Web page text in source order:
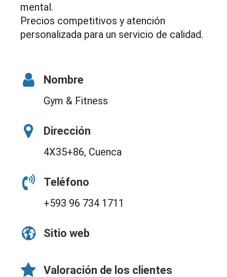
mental.
Precios competitivos y atención
personalizada para un servicio de calidad.
Nombre
Gym & Fitness
Dirección
4X35+86, Cuenca
Teléfono
+593 96 734 1711
Sitio web
Valoración de los clientes